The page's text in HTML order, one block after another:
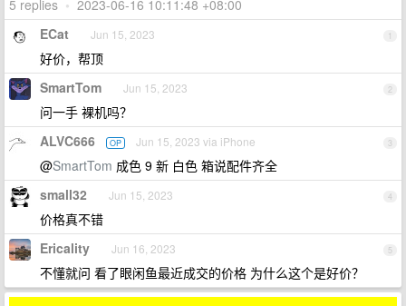
5 replies • 2023-06-16 10:11:48 +08:00
1
ECat Jun 15, 2023
好价，帮顶
2
SmartTom Jun 15, 2023
问一手 裸机吗？
3
ALVC666 OP Jun 15, 2023 via iPhone
@SmartTom 成色 9 新 白色 箱说配件齐全
4
small32 Jun 15, 2023
价格真不错
5
Ericality Jun 16, 2023
不懂就问 看了眼闲鱼最近成交的价格 为什么这个是好价？